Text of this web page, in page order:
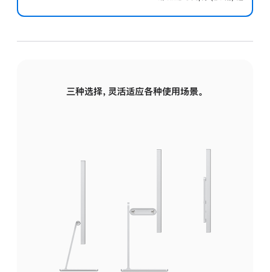
三种选择，灵活适应各种使用场景。